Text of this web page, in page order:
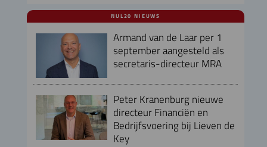
NUL20 NIEUWS
Armand van de Laar per 1
september aangesteld als
secretaris-directeur MRA
Peter Kranenburg nieuwe
directeur Financiën en
Bedrijfsvoering bij Lieven de
Key